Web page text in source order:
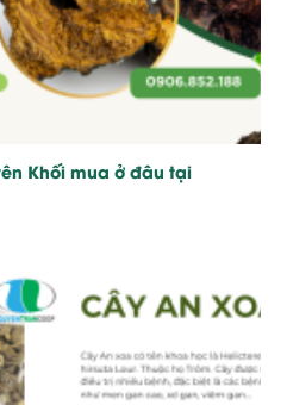
Khối mua ở đâu tại